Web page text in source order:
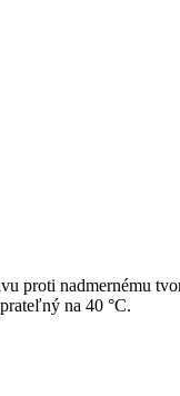
proti nadmernému
na 40 °C.